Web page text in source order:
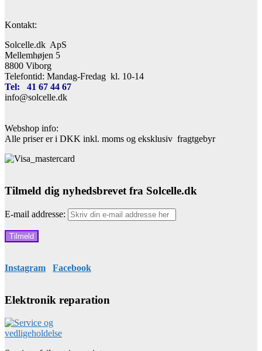
Kontakt:
Solcelle.dk ApS
Mellemhøjen 5
8800 Viborg
Telefontid: Mandag-Fredag kl. 10-14
Tel: 41 67 44 67
info@solcelle.dk
Webshop info:
Alle priser er i DKK inkl. moms og eksklusiv fragtgebyr
Tilmeld dig nyhedsbrevet fra Solcelle.dk
E-mail addresse:
Instagram Facebook
Elektronik reparation